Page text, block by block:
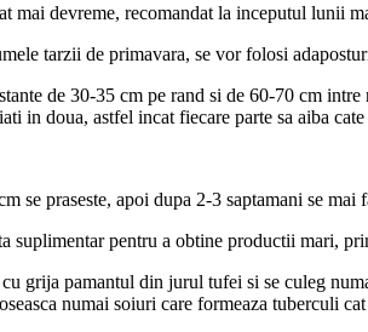
mai devreme, recomandat la inceputul lunii
tarzii de primavara, se vor folosi
de 30-35 cm pe rand si de 60-70 cm
in doua, astfel incat fiecare parte sa aiba
se praseste, apoi dupa 2-3 saptamani se mai
suplimentar pentru a obtine productii mari,
grija pamantul din jurul tufei si se culeg
numai soiuri care formeaza tuberculi